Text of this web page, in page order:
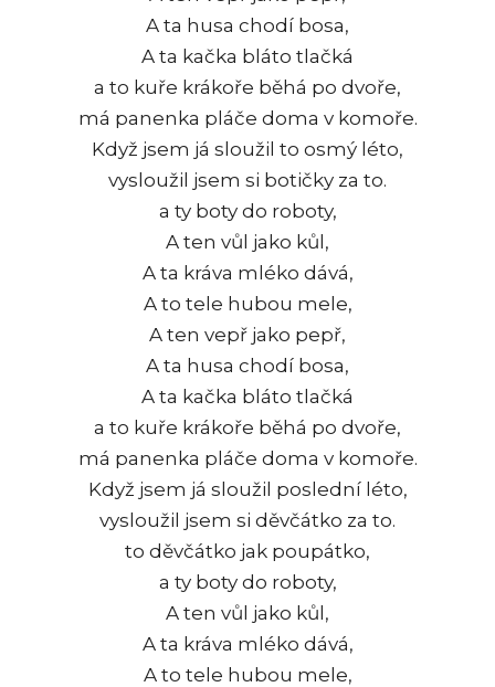
A ta husa chodí bosa,
A ta kačka bláto tlačká
a to kuře krákoře běhá po dvoře,
má panenka pláče doma v komoře.
Když jsem já sloužil to osmý léto,
vysloužil jsem si botičky za to.
a ty boty do roboty,
A ten vůl jako kůl,
A ta kráva mléko dává,
A to tele hubou mele,
A ten vepř jako pepř,
A ta husa chodí bosa,
A ta kačka bláto tlačká
a to kuře krákoře běhá po dvoře,
má panenka pláče doma v komoře.
Když jsem já sloužil poslední léto,
vysloužil jsem si děvčátko za to.
to děvčátko jak poupátko,
a ty boty do roboty,
A ten vůl jako kůl,
A ta kráva mléko dává,
A to tele hubou mele,